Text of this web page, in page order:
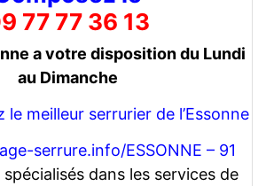
77 77 36 13
a votre disposition du Lundi
au Dimanche
le meilleur serrurier de l’Essonne
serrure.info/ESSONNE – 91
dans les services de